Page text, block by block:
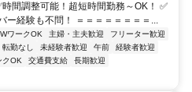
間調整可能！超短時間勤務～OK！ ✅
ー経験も不問！ ＝＝＝＝＝＝＝＝...
ワークOK 主婦・主夫歓迎
フリーター歓迎
転勤なし 未経験者歓迎 午前
経験者歓迎
クOK 交通費支給
長期歓迎